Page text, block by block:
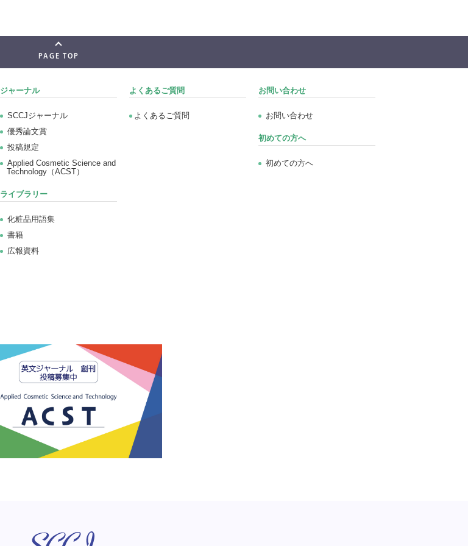
PAGE TOP
ジャーナル
SCCJジャーナル
優秀論文賞
投稿規定
Applied Cosmetic Science and
Technology（ACST）
ライブラリー
化粧品用語集
書籍
広報資料
よくあるご質問
よくあるご質問
お問い合わせ
お問い合わせ
初めての方へ
初めての方へ